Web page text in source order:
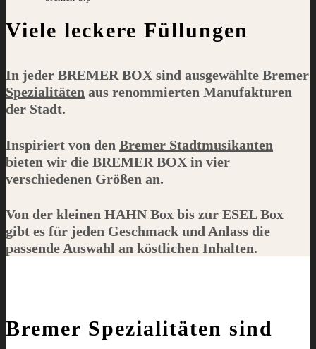
Viele leckere Füllungen
In jeder BREMER BOX sind ausgewählte Bremer
Spezialitäten aus renommierten Manufakturen
der Stadt.
Inspiriert von den Bremer Stadtmusikanten
bieten wir die BREMER BOX in vier
verschiedenen Größen an.
Von der kleinen HAHN Box bis zur ESELBox
gibt es für jeden Geschmack und Anlass die
passende Auswahl an köstlichen Inhalten.
Bremer Spezialitäten sind